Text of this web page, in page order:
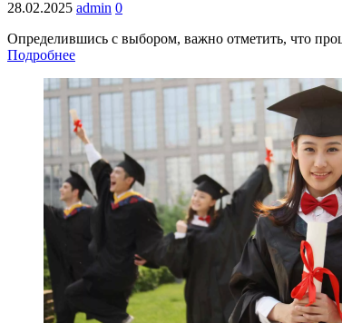
28.02.2025 admin 0
Определившись с выбором, важно отметить, что
Подробнее